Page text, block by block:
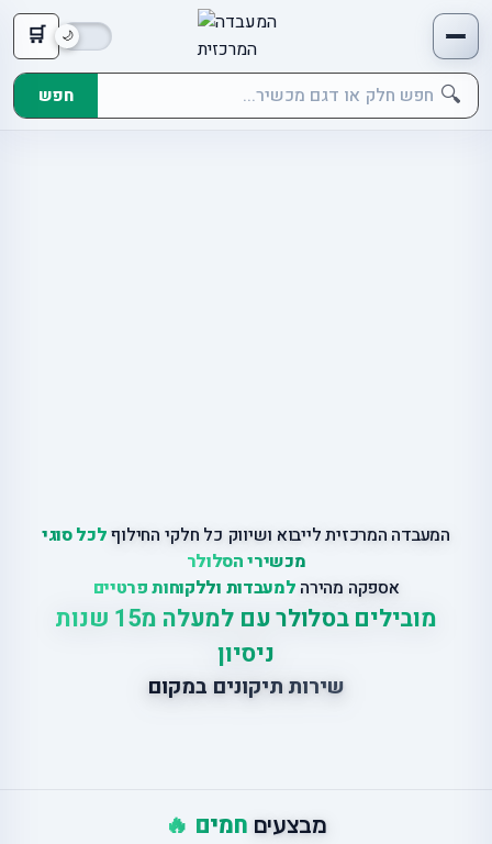
🛒
🔍 חפש
המעבדה המרכזית לייבוא ושיווק כל חלקי החילוףלכל סוגי
מכשירי הסלולר
אספקה מהירה למעבדות וללקוחות פרטיים
מובילים בסלולר עם למעלה מ15 שנות
ניסיון
שירות תיקונים במקום
מבצעים חמים 🔥